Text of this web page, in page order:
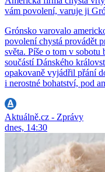
vám povolení, varuje ji
Grónsko varovalo
povolení chystá provádět
světa. Píše o tom v
součástí Dánského
opakovaně vyjádřil přání
i nerostné bohatství, pod
Aktuálně.cz - Zprávy
dnes, 14:30